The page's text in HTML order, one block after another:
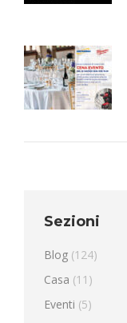
Sezioni
Blog (124)
Casa (11)
Eventi (5)